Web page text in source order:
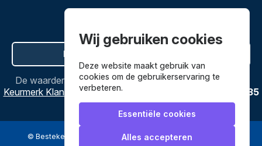
Hier de overeenkomst ontbinden
De waardering vanBestekenpannen.nlbijWebwinkel
Keurmerk Klantbeoordelingen
3635
reviews.
© Bestekenpannen.nl 2026 een webshop van
Wij gebruiken cookies
Deze website maakt gebruik van
cookies om de gebruikerservaring te
verbeteren.
Essentiële cookies
Alles accepteren